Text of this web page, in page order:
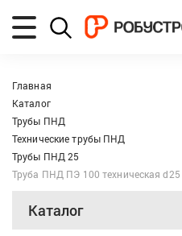
Главная
Каталог
Трубы ПНД
Технические трубы ПНД
Трубы ПНД 25
Труба ПНД ПЭ 100 техническая d25
Каталог